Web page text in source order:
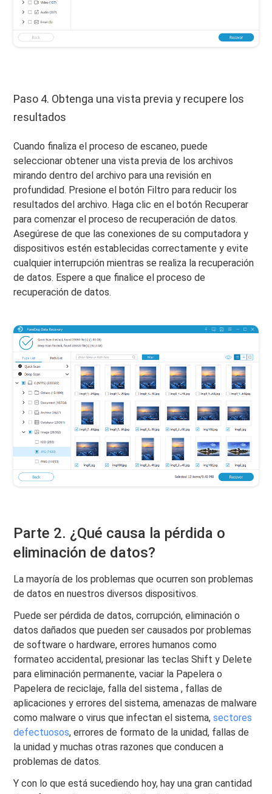
Paso 4. Obtenga una vista previa y recupere los
resultados
Cuando finaliza el proceso de escaneo, puede
seleccionar obtener una vista previa de los archivos
mirando dentro del archivo para una revisión en
profundidad. Presione el botón Filtro para reducir los
resultados del archivo. Haga clic en el botón Recuperar
para comenzar el proceso de recuperación de datos.
Asegúrese de que las conexiones de su computadora y
dispositivos estén establecidas correctamente y evite
cualquier interrupción mientras se realiza la recuperación
de datos. Espere a que finalice el proceso de
recuperación de datos.
Parte 2. ¿Qué causa la pérdida o
eliminación de datos?
La mayoría de los problemas que ocurren son problemas
de datos en nuestros diversos dispositivos.
Puede ser pérdida de datos, corrupción, eliminación o
datos dañados que pueden ser causados ​​por problemas
de software o hardware, errores humanos como
formateo accidental, presionar las teclas Shift y Delete
para eliminación permanente, vaciar la Papelera o
Papelera de reciclaje, falla del sistema , fallas de
aplicaciones y errores del sistema, amenazas de malware
como malware o virus que infectan el sistema,sectores
defectuosos, errores de formato de la unidad, fallas de
la unidad y muchas otras razones que conducen a
problemas de datos.
Y con lo que está sucediendo hoy, hay una gran cantidad